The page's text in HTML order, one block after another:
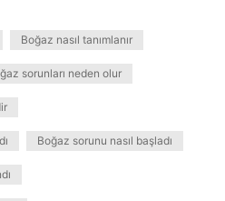
Boğaz nasıl tanımlanır
sorunları neden olur
Boğaz sorunu nasıl başladı